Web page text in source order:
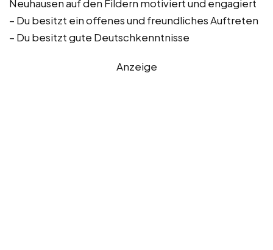
Neuhausen auf den Fildern motiviert und engagiert
– Du besitzt ein offenes und freundliches Auftreten
– Du besitzt gute Deutschkenntnisse
Anzeige